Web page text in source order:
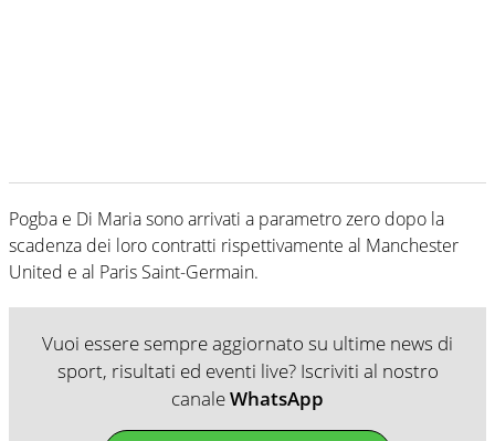
Pogba e Di Maria sono arrivati a parametro zero dopo la
scadenza dei loro contratti rispettivamente al Manchester
United e al Paris Saint-Germain.
Vuoi essere sempre aggiornato su ultime news di
sport, risultati ed eventi live? Iscriviti al nostro
canaleWhatsApp